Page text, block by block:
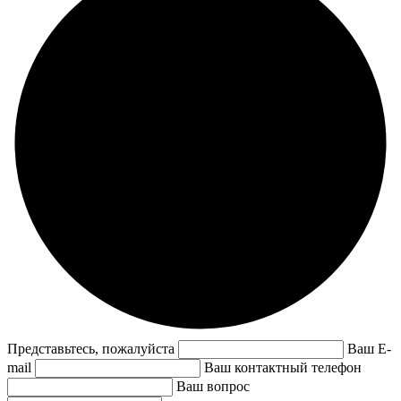
Представьтесь, пожалуйста
Ваш E-
mail
Ваш контактный телефон
Ваш вопрос